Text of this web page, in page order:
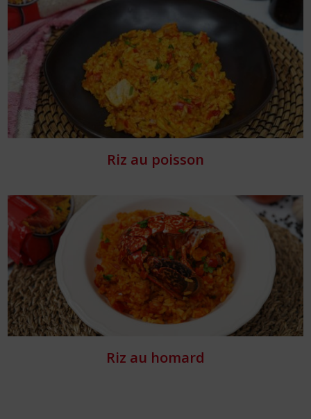
Riz au poisson
Riz au homard